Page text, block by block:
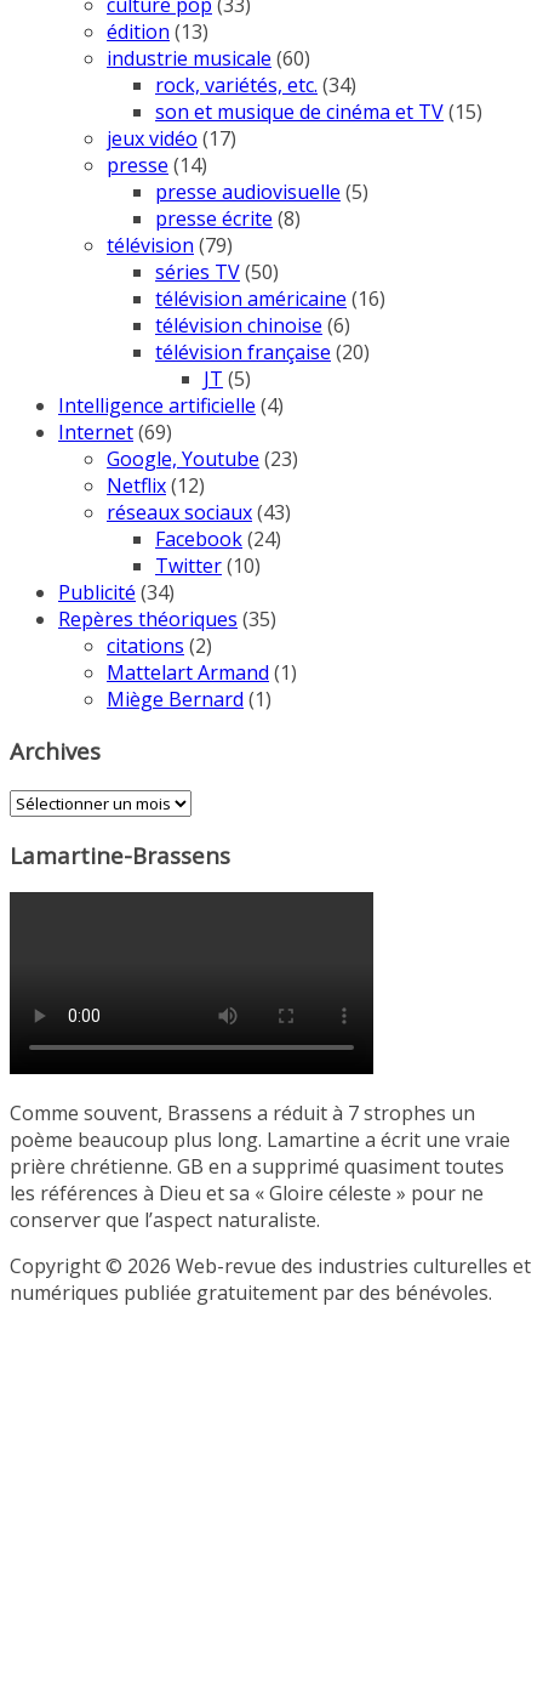
culture pop (33)
édition (13)
industrie musicale (60)
rock, variétés, etc. (34)
son et musique de cinéma et TV(15)
jeux vidéo (17)
presse (14)
presse audiovisuelle (5)
presse écrite (8)
télévision (79)
séries TV(50)
télévision américaine (16)
télévision chinoise (6)
télévision française (20)
JT (5)
Intelligence artificielle (4)
Internet(69)
Google, Youtube (23)
Netflix(12)
réseaux sociaux(43)
Facebook(24)
Twitter(10)
Publicité (34)
Repères théoriques (35)
citations (2)
Mattelart Armand (1)
Miège Bernard (1)
Archives
Archives
Lamartine-Brassens
Comme souvent, Brassens a réduit à 7 strophes un
poème beaucoup plus long. Lamartine a écrit une vraie
prière chrétienne. GB en a supprimé quasiment toutes
les références à Dieu et sa « Gloire céleste » pour ne
conserver que l’aspect naturaliste.
Copyright © 2026 Web-revue des industries culturelles et
numériques publiée gratuitement par des bénévoles.